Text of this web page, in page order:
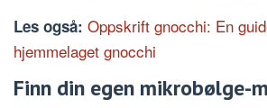
Les også: Oppskrift gnocchi: En
hjemmelaget gnocchi
Finn din egen mikrobølge-